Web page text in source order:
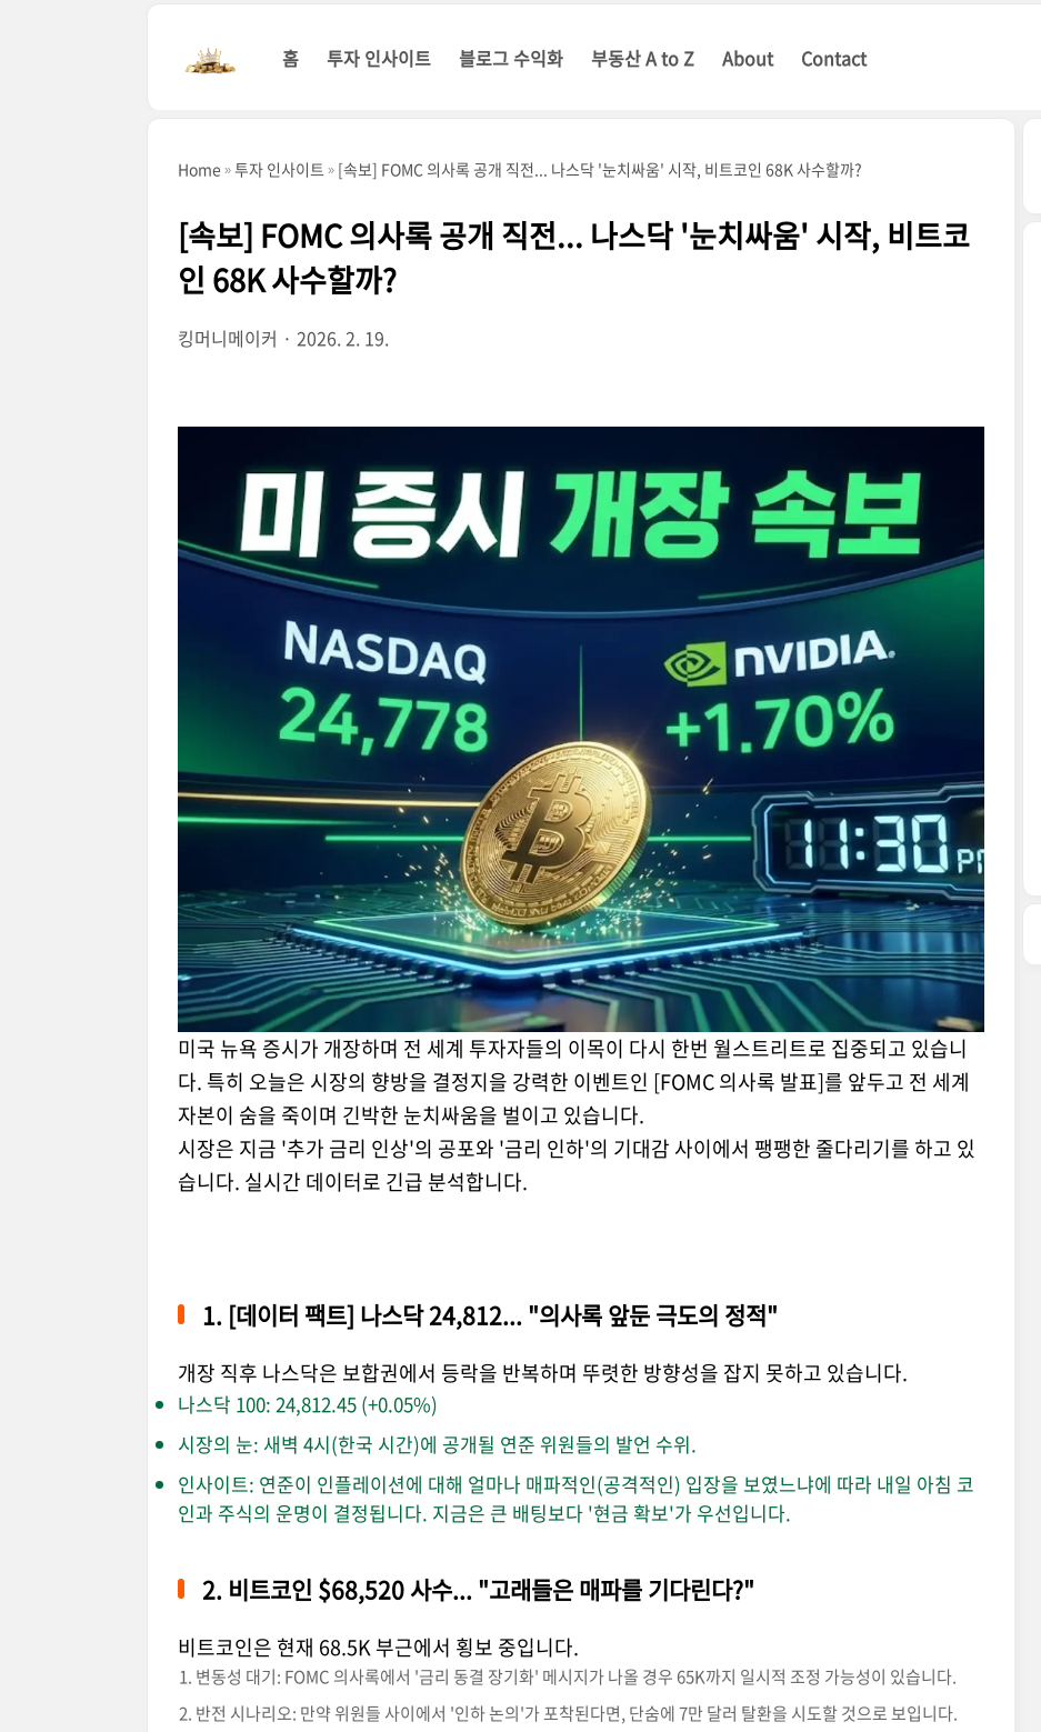
홈 투자 인사이트 블로그 수익화 부동산 A to Z About Contact
Home 투자 인사이트 [속보] FOMC 의사록 공개 직전... 나스닥 '눈치싸움' 시작, 비트코인 68K 사수할까?
[속보] FOMC 의사록 공개 직전... 나스닥 '눈치싸움' 시작, 비트코
인 68K 사수할까?
킹머니메이커 2026. 2. 19.
미국 뉴욕 증시가 개장하며 전 세계 투자자들의 이목이 다시 한번 월스트리트로 집중되고 있습니
다. 특히 오늘은 시장의 향방을 결정지을 강력한 이벤트인 [FOMC 의사록 발표]를 앞두고 전 세계
자본이 숨을 죽이며 긴박한 눈치싸움을 벌이고 있습니다.
시장은 지금 '추가 금리 인상'의 공포와 '금리 인하'의 기대감 사이에서 팽팽한 줄다리기를 하고 있
습니다. 실시간 데이터로 긴급 분석합니다.
1. [데이터 팩트] 나스닥 24,812... "의사록 앞둔 극도의 정적"
개장 직후 나스닥은 보합권에서 등락을 반복하며 뚜렷한 방향성을 잡지 못하고 있습니다.
나스닥 100: 24,812.45 (+0.05%)
시장의 눈: 새벽 4시(한국 시간)에 공개될 연준 위원들의 발언 수위.
인사이트: 연준이 인플레이션에 대해 얼마나 매파적인(공격적인) 입장을 보였느냐에 따라 내일 아침 코
인과 주식의 운명이 결정됩니다. 지금은 큰 배팅보다 '현금 확보'가 우선입니다.
2. 비트코인 $68,520 사수... "고래들은 매파를 기다린다?"
비트코인은 현재 68.5K 부근에서 횡보 중입니다.
변동성 대기: FOMC 의사록에서 '금리 동결 장기화' 메시지가 나올 경우 65K까지 일시적 조정 가능성이 있습니다.
반전 시나리오: 만약 위원들 사이에서 '인하 논의'가 포착된다면, 단숨에 7만 달러 탈환을 시도할 것으로 보입니다.